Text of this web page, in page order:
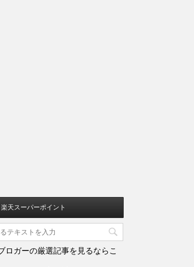
楽天スーパーポイント
ロガーの厳選記事を見るならこ